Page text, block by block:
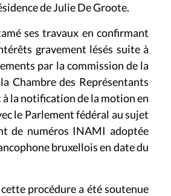
de Julie De Groote.
ses travaux en confirmant
gravement lésés suite à
par la commission de la
Chambre des Représentants
la notification de la motion en
le Parlement fédéral au sujet
de numéros INAMI adoptée
bruxellois en date du
procédure a été soutenue